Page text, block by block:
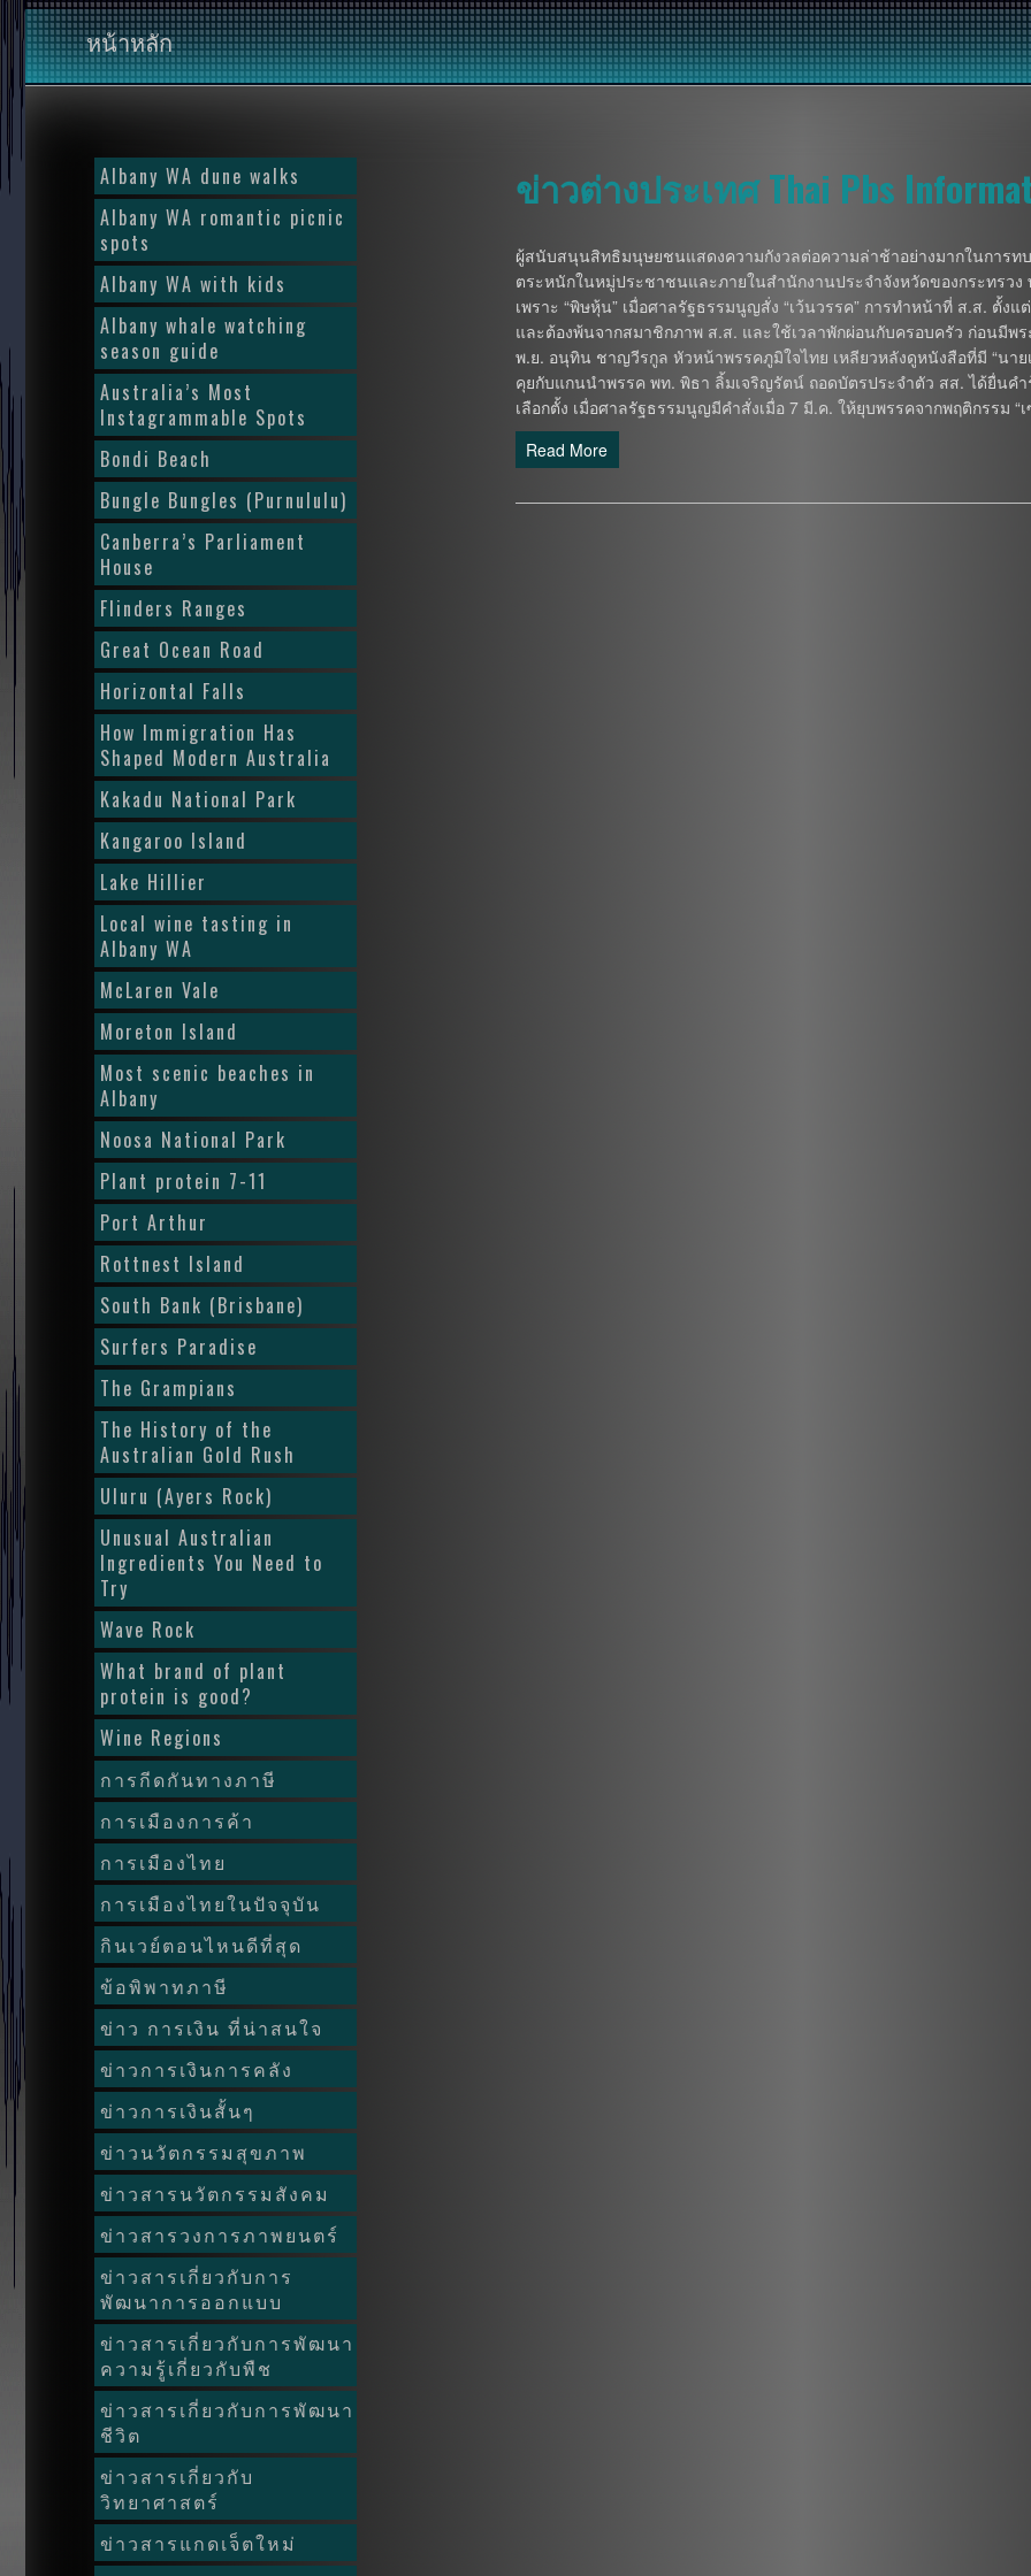
หน้าหลัก
ข่าวต่างประเทศ Thai Pbs
ผู้สนับสนุนสิทธิมนุษยชนแสดงความกังวลต่อความล่าช้าอย่างมากในการท
ตระหนักในหมู่ประชาชนและภายในสำนักงานประจำจังหวัดของกระทรว
เพราะ “พิษหุ้น” เมื่อศาลรัฐธรรมนูญสั่ง “เว้นวรรค” การทำหน้าที่ ส.ส. ตั้
และต้องพ้นจากสมาชิกภาพ ส.ส. และใช้เวลาพักผ่อนกับครอบครัว ก่อนมีพ
พ.ย. อนุทิน ชาญวีรกูล หัวหน้าพรรคภูมิใจไทย เหลียวหลังดูหนังสือที่มี “นา
คุยกับแกนนำพรรค พท. พิธา ลิ้มเจริญรัตน์ ถอดบัตรประจำตัว สส. ได้ยื่นค
เลือกตั้ง เมื่อศาลรัฐธรรมนูญมีคำสั่งเมื่อ 7 มี.ค. ให้ยุบพรรคจากพฤติกรรม
Read More
Albany WA dune walks
Albany WA romantic picnic
spots
Albany WA with kids
Albany whale watching
season guide
Australia’s Most
Instagrammable Spots
Bondi Beach
Bungle Bungles (Purnululu)
Canberra’s Parliament
House
Flinders Ranges
Great Ocean Road
Horizontal Falls
How Immigration Has
Shaped Modern Australia
Kakadu National Park
Kangaroo Island
Lake Hillier
Local wine tasting in
Albany WA
McLaren Vale
Moreton Island
Most scenic beaches in
Albany
Noosa National Park
Plant protein 7-11
Port Arthur
Rottnest Island
South Bank (Brisbane)
Surfers Paradise
The Grampians
The History of the
Australian Gold Rush
Uluru (Ayers Rock)
Unusual Australian
Ingredients You Need to
Try
Wave Rock
What brand of plant
protein is good?
Wine Regions
การกีดกันทางภาษี
การเมืองการค้า
การเมืองไทย
การเมืองไทยในปัจจุบัน
กินเวย์ตอนไหนดีที่สุด
ข้อพิพาทภาษี
ข่าว การเงิน ที่น่าสนใจ
ข่าวการเงินการคลัง
ข่าวการเงินสั้นๆ
ข่าวนวัตกรรมสุขภาพ
ข่าวสารนวัตกรรมสังคม
ข่าวสารวงการภาพยนตร์
ข่าวสารเกี่ยวกับการ
พัฒนาการออกแบบ
ข่าวสารเกี่ยวกับการพัฒนา
ความรู้เกี่ยวกับพืช
ข่าวสารเกี่ยวกับการพัฒนา
ชีวิต
ข่าวสารเกี่ยวกับ
วิทยาศาสตร์
ข่าวสารแกดเจ็ตใหม่